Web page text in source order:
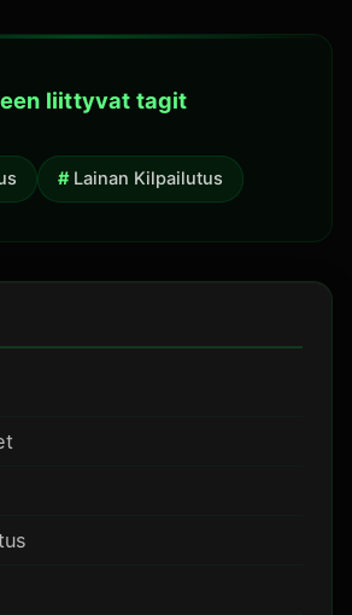
liittyvat tagit
Lainan Kilpailutus